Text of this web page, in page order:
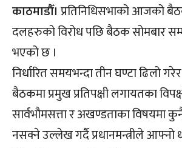
काठमाडौँ। प्रतिनिधिसभाको आजको
दलहरुको विरोध पछि बैठक सोमबार
भएको छ ।
निर्धारित समयभन्दा तीन घण्टा ढिलो
बैठकमा प्रमुख प्रतिपक्षी लगायतका
सार्वभौमसत्ता र अखण्डताका विषयमा
नसक्ने उल्लेख गर्दै प्रधानमन्त्रीले आफ्नो